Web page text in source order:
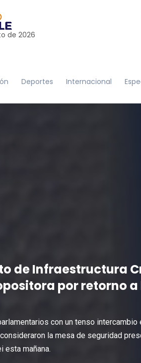
de 2026
Deportes Internacional
de Infraestructura
por retorno a
con un tenso intercambio
la mesa de seguridad
esta mañana.